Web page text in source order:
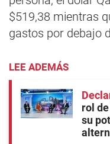
$519,38 mientras
gastos por debajo
LEE ADEMÁS
rol
su